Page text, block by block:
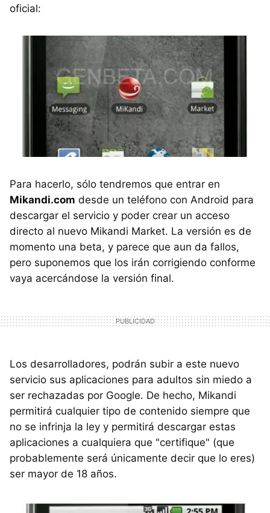
oficial:
Para hacerlo, sólo tendremos que entrar en
Mikandi.com desde un teléfono con Android para
descargar el servicio y poder crear un acceso
directo al nuevo Mikandi Market. La versión es de
momento una beta, y parece que aun da fallos,
pero suponemos que los irán corrigiendo conforme
vaya acercándose la versión final.
Los desarrolladores, podrán subir a este nuevo
servicio sus aplicaciones para adultos sin miedo a
ser rechazadas por Google. De hecho, Mikandi
permitirá cualquier tipo de contenido siempre que
no se infrinja la ley y permitirá descargar estas
aplicaciones a cualquiera que "certifique" (que
probablemente será únicamente decir que lo eres)
ser mayor de 18 años.